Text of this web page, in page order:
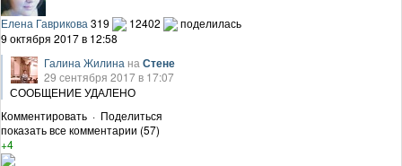
Елена Гаврикова 319 12402
поделилась
9 октября 2017 в 12:58
Галина Жилина наСтене
29 сентября 2017 в 17:07
СООБЩЕНИЕ УДАЛЕНО
Комментировать · Поделиться
показать все комментарии (57)
+4